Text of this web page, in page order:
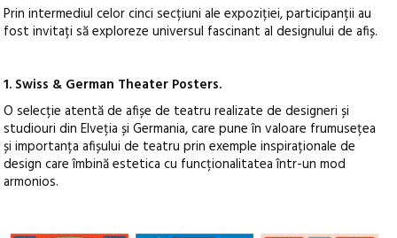
Prin intermediul celor cinci secțiuni ale expoziției, participanții au
fost invitați să exploreze universul fascinant al designului de afiș.
1. Swiss & German Theater Posters.
O selecție atentă de afișe de teatru realizate de designeri și
studiouri din Elveția și Germania, care pune în valoare frumusețea
și importanța afișului de teatru prin exemple inspiraționale de
design care îmbină estetica cu funcționalitatea într-un mod
armonios.